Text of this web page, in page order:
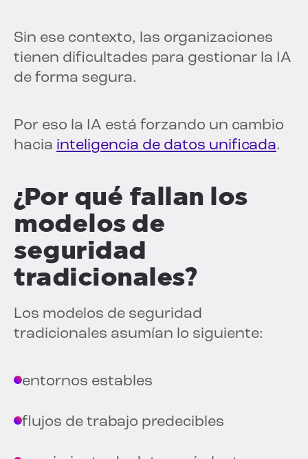
Sin ese contexto, las organizaciones
tienen dificultades para gestionar la IA
de forma segura.
Por eso la IA está forzando un cambio
hacia inteligencia de datos unificada.
¿Por qué fallan los
modelos de
seguridad
tradicionales?
Los modelos de seguridad
tradicionales asumían lo siguiente:
entornos estables
flujos de trabajo predecibles